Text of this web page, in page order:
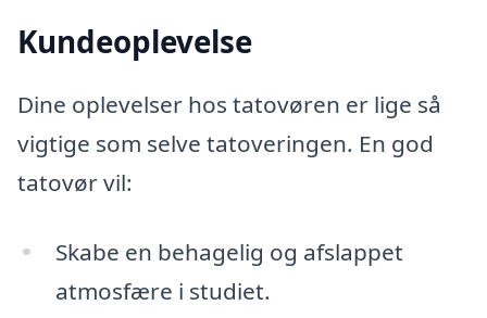
Kundeoplevelse
Dine oplevelser hos tatovøren er lige så
vigtige som selve tatoveringen. En god
tatovør vil:
Skabe en behagelig og afslappet
atmosfære i studiet.